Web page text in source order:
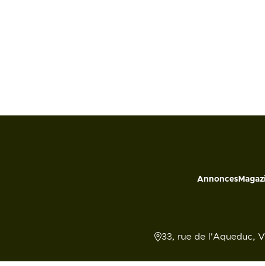
Annonces
33, rue de l'Aqueduc,